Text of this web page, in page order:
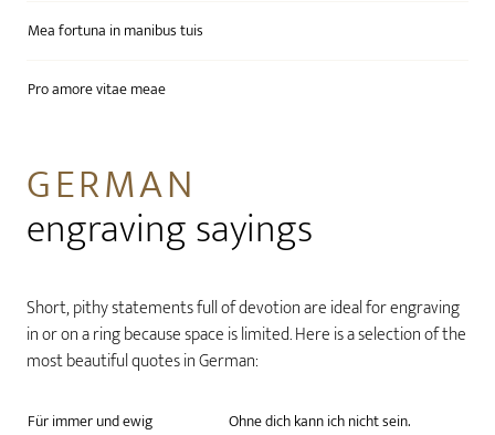
Mea fortuna in manibus tuis
Pro amore vitae meae
GERMAN
engraving sayings
Short, pithy statements full of devotion are ideal for engraving
in or on a ring because space is limited. Here is a selection of the
most beautiful quotes in German:
Für immer und ewig Ohne dich kann ich nicht sein.